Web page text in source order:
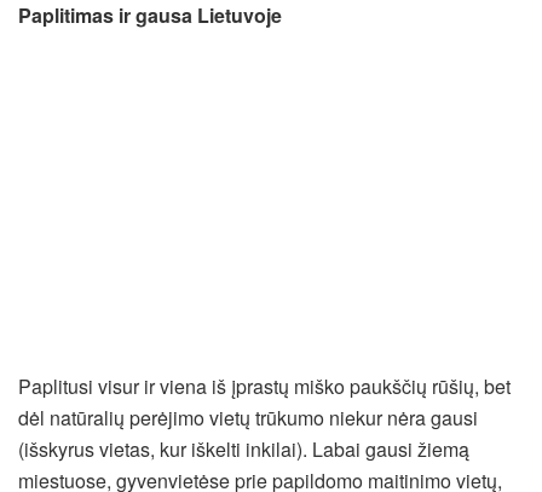
Paplitimas ir gausa Lietuvoje
Paplitusi visur ir viena iš įprastų miško paukščių rūšių, bet
dėl natūralių perėjimo vietų trūkumo niekur nėra gausi
(išskyrus vietas, kur iškelti inkilai). Labai gausi žiemą
miestuose, gyvenvietėse prie papildomo maitinimo vietų,